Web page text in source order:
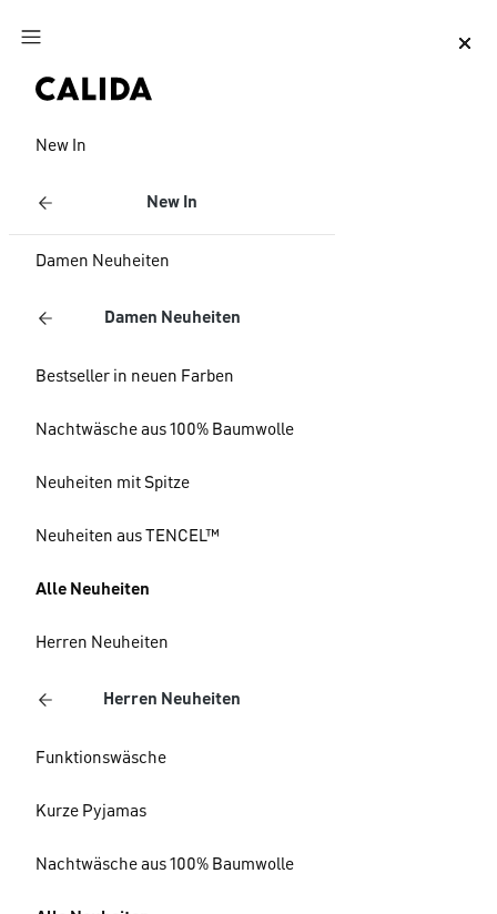
Zum Hauptinhalt springen
New In
New In
Damen Neuheiten
Damen Neuheiten
Bestseller in neuen Farben
Nachtwäsche aus 100% Baumwolle
Neuheiten mit Spitze
Neuheiten aus TENCEL™
Alle Neuheiten
Herren Neuheiten
Herren Neuheiten
Funktionswäsche
Kurze Pyjamas
Nachtwäsche aus 100% Baumwolle